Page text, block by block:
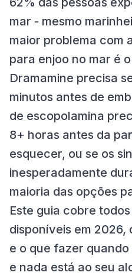
mar - mesmo
maior problema com
para enjoo no mar é
Dramamine precisa
minutos antes de
de escopolamina
8+ horas antes da
esquecer, ou se os
inesperadamente
maioria das opções
Este guia cobre
disponíveis em 2026,
e o que fazer
e nada está ao seu